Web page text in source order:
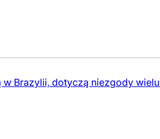
w Brazylii, dotyczą niezgody